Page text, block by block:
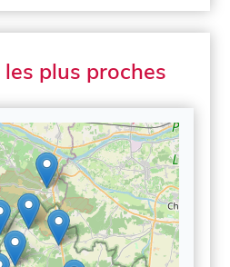
plus proches